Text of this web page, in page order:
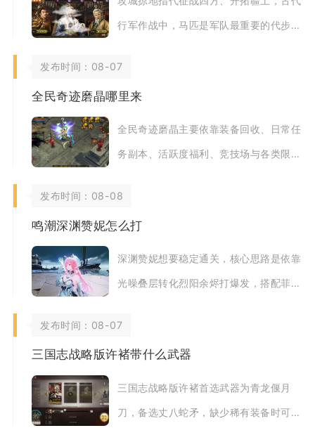
行军作战中，马匹是军队最重要的代步与
夺地，所有大
发布时间：08-07
全民奇迹磨晶哪里来
全民奇迹磨晶主要依靠装备回收、日常任
务副本、活跃度福利、竞技场与各类限时
稳定产出磨晶
发布时间：08-08
鸣潮深渊赞妮怎么打
深渊赞妮想要稳定通关，核心思路是依靠
光噪叠层转化烈阳余烬打爆发，搭配菲比
合精准弹反与
发布时间：08-07
三国志战略版许褚带什么武器
三国志战略版许褚首选武器为青龙偃月
刀，备选丈八蛇矛，缺少稀有装备时可选